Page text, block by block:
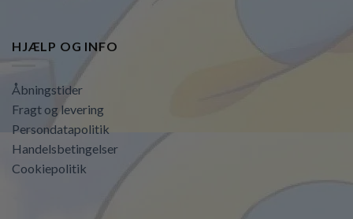
HJÆLP OG INFO
Åbningstider
Fragt og levering
Persondatapolitik
Handelsbetingelser
Cookiepolitik